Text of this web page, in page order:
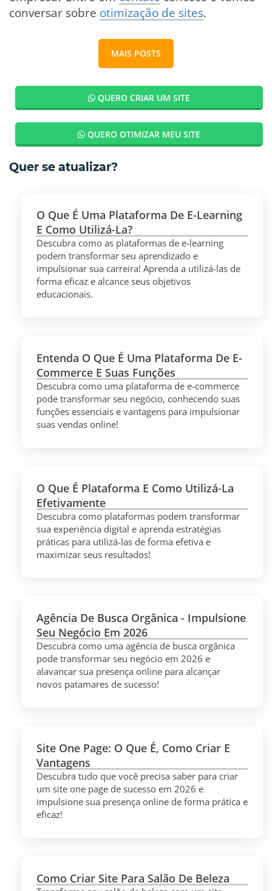
conversar sobre otimização de sites.
MAIS POSTS
QUERO CRIAR UM SITE
QUERO OTIMIZAR MEU SITE
Quer se atualizar?
O Que É Uma Plataforma De E-Learning
E Como Utilizá-La?
Descubra como as plataformas de e-learning
podem transformar seu aprendizado e
impulsionar sua carreira! Aprenda a utilizá-las de
forma eficaz e alcance seus objetivos
educacionais.
Entenda O Que É Uma Plataforma De E-
Commerce E Suas Funções
Descubra como uma plataforma de e-commerce
pode transformar seu negócio, conhecendo suas
funções essenciais e vantagens para impulsionar
suas vendas online!
O Que É Plataforma E Como Utilizá-La
Efetivamente
Descubra como plataformas podem transformar
sua experiência digital e aprenda estratégias
práticas para utilizá-las de forma efetiva e
maximizar seus resultados!
Agência De Busca Orgânica - Impulsione
Seu Negócio Em 2026
Descubra como uma agência de busca orgânica
pode transformar seu negócio em 2026 e
alavancar sua presença online para alcançar
novos patamares de sucesso!
Site One Page: O Que É, Como Criar E
Vantagens
Descubra tudo que você precisa saber para criar
um site one page de sucesso em 2026 e
impulsione sua presença online de forma prática e
eficaz!
Como Criar Site Para Salão De Beleza